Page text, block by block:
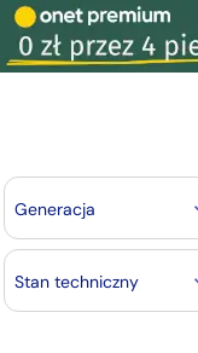
Generacja
Stan techniczny